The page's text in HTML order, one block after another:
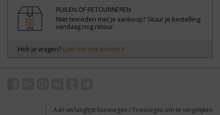
RUILEN OF RETOURNEREN
Niet tevreden met je aankoop? Stuur je bestelling
vandaag nog retour.
Heb je vragen? Laat het ons weten!
Aan verlanglijst toevoegen /Toevoegen om te vergelijken